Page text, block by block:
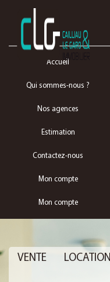
Accueil
Qui sommes-nous ?
Nos agences
Estimation
Contactez-nous
Mon compte
Mon compte
VENTE LOCATION